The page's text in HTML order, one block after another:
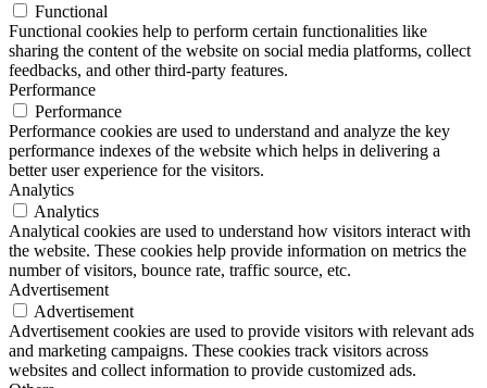
Functional
Functional cookies help to perform certain functionalities like
sharing the content of the website on social media platforms, collect
feedbacks, and other third-party features.
Performance
Performance
Performance cookies are used to understand and analyze the key
performance indexes of the website which helps in delivering a
better user experience for the visitors.
Analytics
Analytics
Analytical cookies are used to understand how visitors interact with
the website. These cookies help provide information on metrics the
number of visitors, bounce rate, traffic source, etc.
Advertisement
Advertisement
Advertisement cookies are used to provide visitors with relevant ads
and marketing campaigns. These cookies track visitors across
websites and collect information to provide customized ads.